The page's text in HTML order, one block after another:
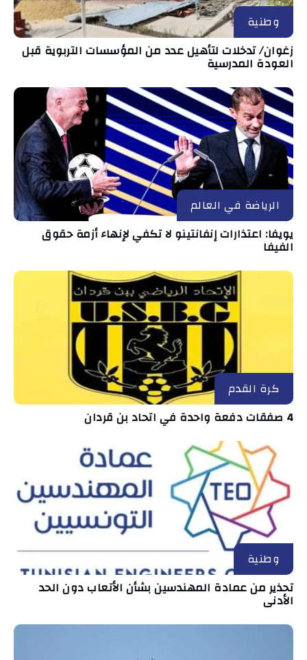
وطنية
زغوان/ تدخلات لتأهيل عدد من المؤسسات التربوية قبل
العودة المدرسية
الرياضة في العالم
يويفا: اعتذارات إنفانتينو لا تكفي لإنهاء أزمة حقوق
الفيفا
كرة القدم
4 صفقات دفعة واحدة في اتحاد بن قردان
وطنية
تحذير من عمادة المهندسين بشأن الأتعاب دون الحد
الأدنى